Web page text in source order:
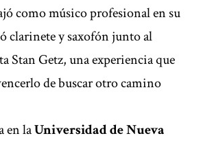
como músico profesional en su
clarinete y saxofón junto al
Stan Getz, una experiencia que
de buscar otro camino
en laUniversidad de Nueva